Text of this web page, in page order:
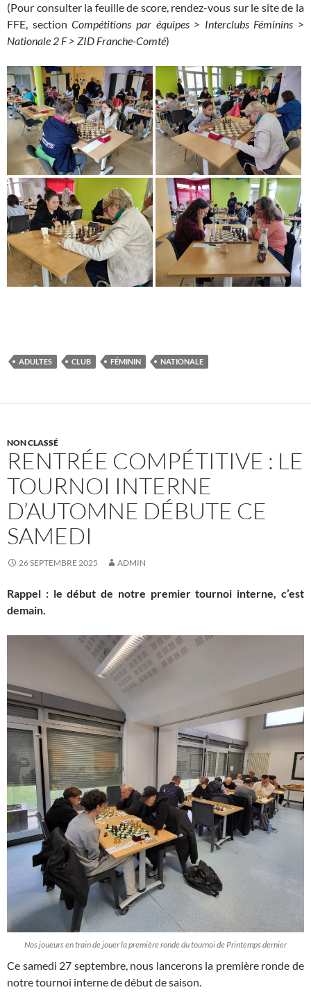
(Pour consulter la feuille de score, rendez-vous sur le site de la
FFE, sectionCompétitions par équipes> Interclubs Féminins >
Nationale 2 F > ZID Franche-Comté)
ADULTES CLUB FÉMININ NATIONALE
NON CLASSÉ
RENTRÉE COMPÉTITIVE : LE
TOURNOI INTERNE
D’AUTOMNE DÉBUTE CE
SAMEDI
26 SEPTEMBRE 2025 ADMIN
Rappel : le début de notre premier tournoi interne, c’est
demain.
Nos joueurs en train de jouer la première ronde du tournoi de Printemps dernier
Ce samedi 27 septembre, nous lancerons la première ronde de
notre tournoi interne de début de saison.